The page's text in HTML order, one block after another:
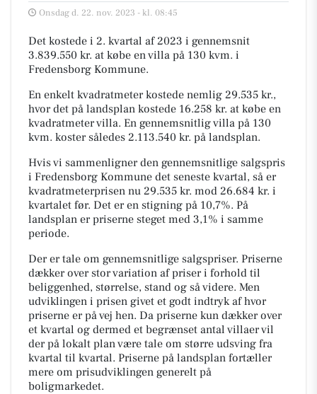
Onsdag d. 22. nov. 2023 - kl. 08:45
Det kostede i 2. kvartal af 2023 i gennemsnit
3.839.550 kr. at købe en villa på 130 kvm. i
Fredensborg Kommune.
En enkelt kvadratmeter kostede nemlig 29.535 kr.,
hvor det på landsplan kostede 16.258 kr. at købe en
kvadratmeter villa. En gennemsnitlig villa på 130
kvm. koster således 2.113.540 kr. på landsplan.
Hvis vi sammenligner den gennemsnitlige salgspris
i Fredensborg Kommune det seneste kvartal, så er
kvadratmeterprisen nu 29.535 kr. mod 26.684 kr. i
kvartalet før. Det er en stigning på 10,7%. På
landsplan er priserne steget med 3,1% i samme
periode.
Der er tale om gennemsnitlige salgspriser. Priserne
dækker over stor variation af priser i forhold til
beliggenhed, størrelse, stand og så videre. Men
udviklingen i prisen givet et godt indtryk af hvor
priserne er på vej hen. Da priserne kun dækker over
et kvartal og dermed et begrænset antal villaer vil
der på lokalt plan være tale om større udsving fra
kvartal til kvartal. Priserne på landsplan fortæller
mere om prisudviklingen generelt på
boligmarkedet.